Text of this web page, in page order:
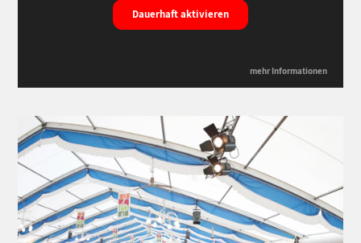
Dauerhaft aktivieren
mehr Informationen